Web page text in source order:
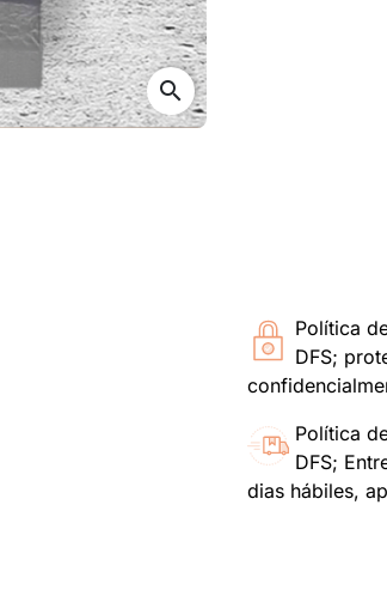
search
Política
DFS;
Política
DFS;
dias hábiles,